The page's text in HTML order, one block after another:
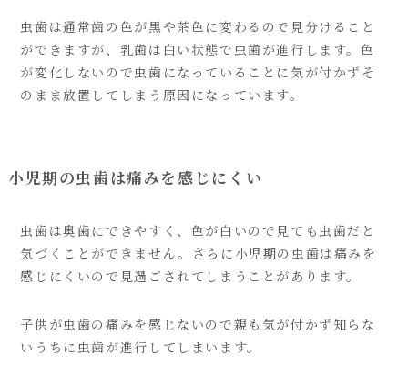
虫歯は通常歯の色が黒や茶色に変わるので見分けること
ができますが、乳歯は白い状態で虫歯が進行します。色
が変化しないので虫歯になっていることに気が付かずそ
のまま放置してしまう原因になっています。
小児期の虫歯は痛みを感じにくい
虫歯は奥歯にできやすく、色が白いので見ても虫歯だと
気づくことができません。さらに小児期の虫歯は痛みを
感じにくいので見過ごされてしまうことがあります。
子供が虫歯の痛みを感じないので親も気が付かず知らな
いうちに虫歯が進行してしまいます。